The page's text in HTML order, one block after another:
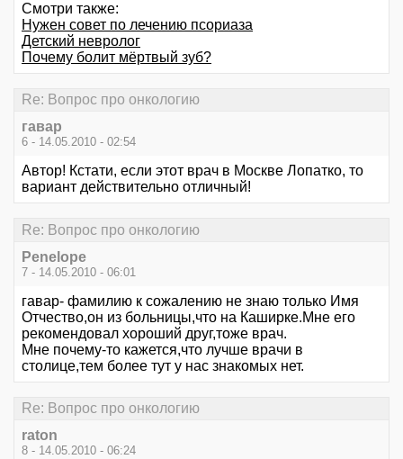
Смотри также:
Нужен совет по лечению псориаза
Детский невролог
Почему болит мёртвый зуб?
Re: Вопрос про онкологию
гавар
6 - 14.05.2010 - 02:54
Автор! Кстати, если этот врач в Москве Лопатко, то
вариант действительно отличный!
Re: Вопрос про онкологию
Penelope
7 - 14.05.2010 - 06:01
гавар- фамилию к сожалению не знаю только Имя
Отчество,он из больницы,что на Каширке.Мне его
рекомендовал хороший друг,тоже врач.
Мне почему-то кажется,что лучше врачи в
столице,тем более тут у нас знакомых нет.
Re: Вопрос про онкологию
raton
8 - 14.05.2010 - 06:24